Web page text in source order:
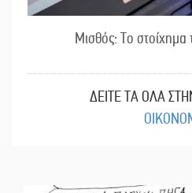
Μισθός: Το
ΔΕΙΤΕ ΤΑ ΟΛΑ